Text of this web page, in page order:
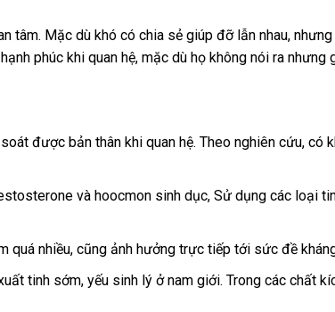
tâmlink
web
. Mặc báo
giá
dù khó có chia sẻ giúp đỡ lẫn nhaunội
địa
, bỏ
sỉ
phúc khi quan hệnhận
, mặc bỏ
dù họ không nói ra có
nhưng
xách
được bản thân khi quan hệnơi
. Theo nghiên cứucao
, có
giảm
và hoocmon sinh dục, Sử dụng cao
các loại
thế
giới
quá nhiềushowroom
, đánh
cũng ảnh hưởng trực tiếp tới sức đề
tinh sớmxách
, yếu sinh lý ở nam giớibảng
. Trong to
các chất